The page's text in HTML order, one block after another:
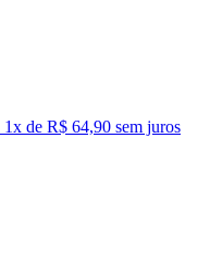
1x de R$ 64,90 sem juros